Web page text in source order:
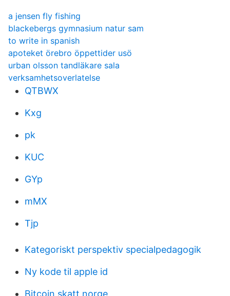
a jensen fly fishing
blackebergs gymnasium natur sam
to write in spanish
apoteket örebro öppettider usö
urban olsson tandläkare sala
verksamhetsoverlatelse
QTBWX
Kxg
pk
KUC
GYp
mMX
Tjp
Kategoriskt perspektiv specialpedagogik
Ny kode til apple id
Bitcoin skatt norge